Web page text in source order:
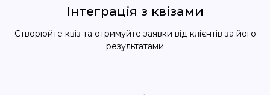
Інтеграція з квізами
Створюйте квіз та отримуйте заявки від клієнтів за його
результатами